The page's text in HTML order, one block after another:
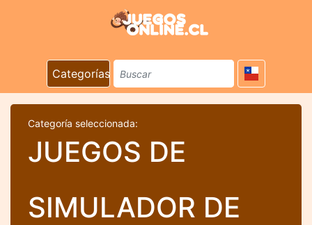
Categorías
Categoría seleccionada:
JUEGOS DE
SIMULADOR DE